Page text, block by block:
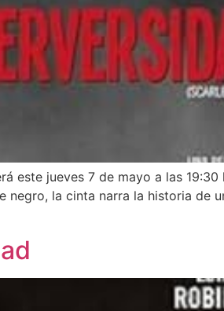
este jueves 7 de mayo a las
la cinta narra la historia de